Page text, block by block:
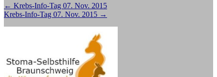
Beitragsnavigation
← Krebs-Info-Tag 07. Nov. 2015
Krebs-Info-Tag 07. Nov. 2015 →